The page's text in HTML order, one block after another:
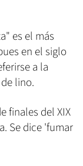
es el más
en el siglo
a la
lino.
finales del XIX
Se dice 'fumar